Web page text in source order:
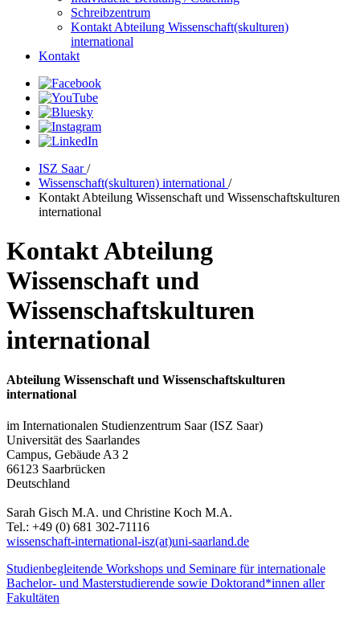
Schreibzentrum
Kontakt Abteilung Wissenschaft(skulturen)
international
Kontakt
ISZ Saar/
Wissenschaft(skulturen) international /
Kontakt Abteilung Wissenschaft und Wissenschaftskulturen
international
Kontakt Abteilung
Wissenschaft und
Wissenschaftskulturen
international
Abteilung Wissenschaft und Wissenschaftskulturen
international
im Internationalen Studienzentrum Saar (ISZ Saar)
Universität des Saarlandes
Campus, Gebäude A3 2
66123 Saarbrücken
Deutschland
Sarah Gisch M.A. und Christine Koch M.A.
Tel.: +49 (0) 681 302-71116
wissenschaft-international-isz(at)uni-saarland.de
Studienbegleitende Workshops und Seminare für internationale
Bachelor- und Masterstudierende sowie Doktorand*innen aller
Fakultäten